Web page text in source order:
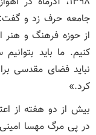
جامعه حرف زد و گفت:
از حوزه فرهنگ و هنر
کنیم. ما باید
نباید فضای مقدسی
کرد.»
بیش از دو هفته از
در پی مرگ مهسا